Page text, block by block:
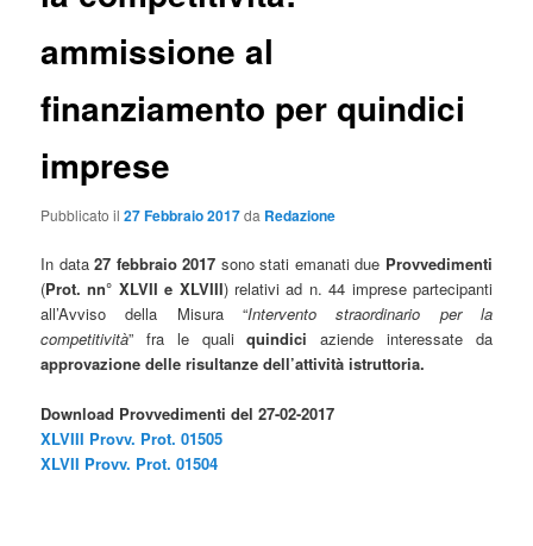
ammissione al
finanziamento per quindici
imprese
Pubblicato il27 Febbraio 2017da Redazione
In data27 febbraio 2017 sono stati emanati due Provvedimenti
(Prot. nn° XLVII e XLVIII) relativi ad n. 44 imprese partecipanti
all’Avviso della Misura “Intervento straordinario per la
competitività” fra le qualiquindici aziende interessate da
approvazione delle risultanze dell’attività istruttoria.
Download Provvedimenti del 27-02-2017
XLVIII Provv. Prot. 01505
XLVII Provv. Prot. 01504